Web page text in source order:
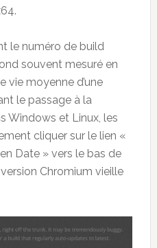
le numéro de build
souvent mesuré en
vie moyenne d’une
le passage à la
Windows et Linux, les
cliquer sur le lien «
Date » vers le bas de
Chromium vieille